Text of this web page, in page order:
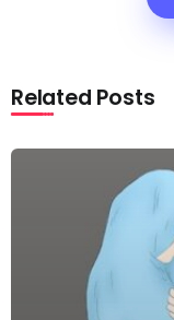
Related Posts